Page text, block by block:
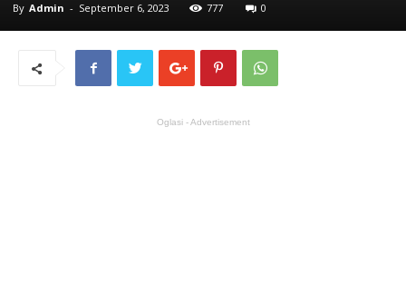
By Admin - September 6, 2023 777 0
Oglasi - Advertisement